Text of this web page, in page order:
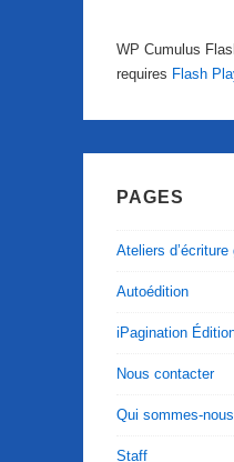
WP Cumulus
requires Flash
PAGES
Ateliers
Autoédition
iPagination
Nous contacter
Qui sommes-
Staff